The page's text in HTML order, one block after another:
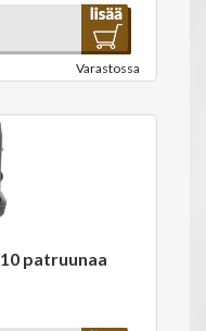
Varastossa
patruunaa